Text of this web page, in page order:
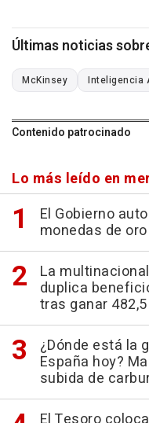
Últimas noticias
McKinsey Inteligencia
Contenido patrocinado
Lo más leído en
El Gobierno
monedas de
La
duplica
tras ganar
¿Dónde está la
España hoy?
subida de